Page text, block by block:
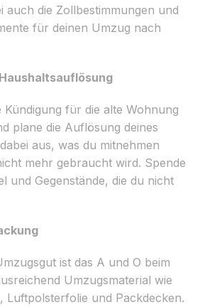
auch die Zollbestimmungen und
für deinen Umzug nach
Kündigung für die alte Wohnung
plane die Auflösung deines
aus, was du mitnehmen
mehr gebraucht wird. Spende
und Gegenstände, die du nicht
ist das A und O beim
Umzugsmaterial wie
Luftpolsterfolie und Packdecken.